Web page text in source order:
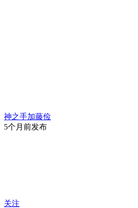
神之手加藤俭
5个月前发布
关注